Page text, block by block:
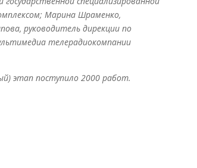
Марина Шраменко,
руководитель дирекции по
телерадиокомпании
этап поступило 2000 работ.